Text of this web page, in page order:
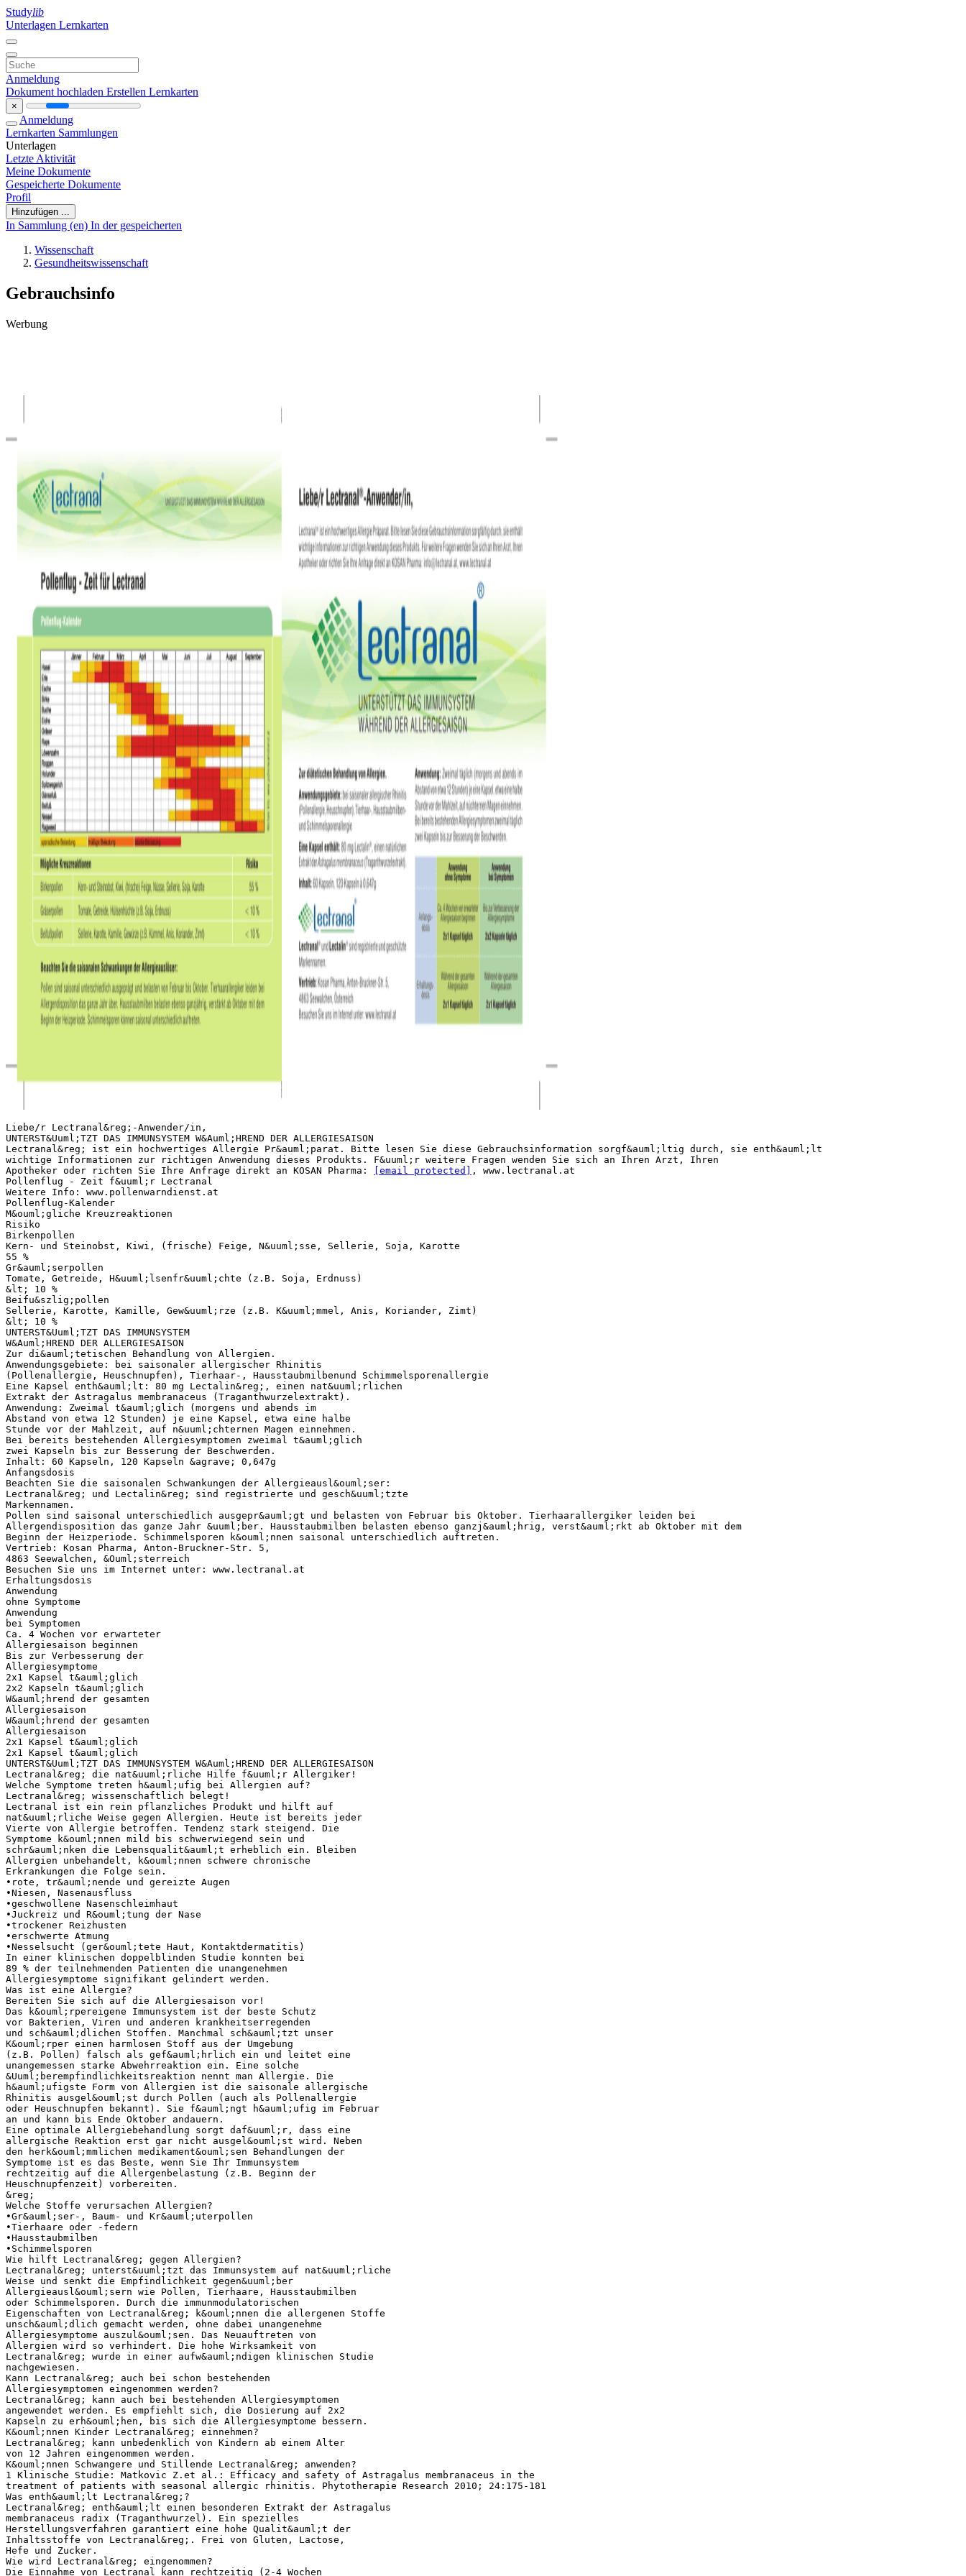
Studylib
Unterlagen Lernkarten
Anmeldung
Dokument hochladen Erstellen Lernkarten
×
Anmeldung
Lernkarten Sammlungen
Unterlagen
Letzte Aktivität
Meine Dokumente
Gespeicherte Dokumente
Profil
Hinzufügen ...
In Sammlung (en) In der gespeicherten
Wissenschaft
Gesundheitswissenschaft
Gebrauchsinfo
Werbung
Liebe/r Lectranal&reg;-Anwender/in,
UNTERST&Uuml;TZT DAS IMMUNSYSTEM W&Auml;HREND DER ALLERGIESAISON
Lectranal&reg; ist ein hochwertiges Allergie Pr&auml;parat. Bitte lesen Sie diese Gebrauchsinformation sorgf&auml;ltig durch, sie enth&auml;lt
wichtige Informationen zur richtigen Anwendung dieses Produkts. F&uuml;r weitere Fragen wenden Sie sich an Ihren Arzt, Ihren
Apotheker oder richten Sie Ihre Anfrage direkt an KOSAN Pharma:
[email protected]
, www.lectranal.at
Pollenflug - Zeit f&uuml;r Lectranal
Weitere Info: www.pollenwarndienst.at
Pollenflug-Kalender
M&ouml;gliche Kreuzreaktionen
Risiko
Birkenpollen
Kern- und Steinobst, Kiwi, (frische) Feige, N&uuml;sse, Sellerie, Soja, Karotte
55 %
Gr&auml;serpollen
Tomate, Getreide, H&uuml;lsenfr&uuml;chte (z.B. Soja, Erdnuss)
&lt; 10 %
Beifu&szlig;pollen
Sellerie, Karotte, Kamille, Gew&uuml;rze (z.B. K&uuml;mmel, Anis, Koriander, Zimt)
&lt; 10 %
UNTERST&Uuml;TZT DAS IMMUNSYSTEM
W&Auml;HREND DER ALLERGIESAISON
Zur di&auml;tetischen Behandlung von Allergien.
Anwendungsgebiete: bei saisonaler allergischer Rhinitis
(Pollenallergie, Heuschnupfen), Tierhaar-, Hausstaubmilbenund Schimmelsporenallergie
Eine Kapsel enth&auml;lt: 80 mg Lectalin&reg;, einen nat&uuml;rlichen
Extrakt der Astragalus membranaceus (Traganthwurzelextrakt).
Anwendung: Zweimal t&auml;glich (morgens und abends im
Abstand von etwa 12 Stunden) je eine Kapsel, etwa eine halbe
Stunde vor der Mahlzeit, auf n&uuml;chternen Magen einnehmen.
Bei bereits bestehenden Allergiesymptomen zweimal t&auml;glich
zwei Kapseln bis zur Besserung der Beschwerden.
Inhalt: 60 Kapseln, 120 Kapseln &agrave; 0,647g
Anfangsdosis
Beachten Sie die saisonalen Schwankungen der Allergieausl&ouml;ser:
Lectranal&reg; und Lectalin&reg; sind registrierte und gesch&uuml;tzte
Markennamen.
Pollen sind saisonal unterschiedlich ausgepr&auml;gt und belasten von Februar bis Oktober. Tierhaarallergiker leiden bei
Allergendisposition das ganze Jahr &uuml;ber. Hausstaubmilben belasten ebenso ganzj&auml;hrig, verst&auml;rkt ab Oktober mit dem
Beginn der Heizperiode. Schimmelsporen k&ouml;nnen saisonal unterschiedlich auftreten.
Vertrieb: Kosan Pharma, Anton-Bruckner-Str. 5,
4863 Seewalchen, &Ouml;sterreich
Besuchen Sie uns im Internet unter: www.lectranal.at
Erhaltungsdosis
Anwendung
ohne Symptome
Anwendung
bei Symptomen
Ca. 4 Wochen vor erwarteter
Allergiesaison beginnen
Bis zur Verbesserung der
Allergiesymptome
2x1 Kapsel t&auml;glich
2x2 Kapseln t&auml;glich
W&auml;hrend der gesamten
Allergiesaison
W&auml;hrend der gesamten
Allergiesaison
2x1 Kapsel t&auml;glich
2x1 Kapsel t&auml;glich
UNTERST&Uuml;TZT DAS IMMUNSYSTEM W&Auml;HREND DER ALLERGIESAISON
Lectranal&reg; die nat&uuml;rliche Hilfe f&uuml;r Allergiker!
Welche Symptome treten h&auml;ufig bei Allergien auf?
Lectranal&reg; wissenschaftlich belegt!
Lectranal ist ein rein pflanzliches Produkt und hilft auf
nat&uuml;rliche Weise gegen Allergien. Heute ist bereits jeder
Vierte von Allergie betroffen. Tendenz stark steigend. Die
Symptome k&ouml;nnen mild bis schwerwiegend sein und
schr&auml;nken die Lebensqualit&auml;t erheblich ein. Bleiben
Allergien unbehandelt, k&ouml;nnen schwere chronische
Erkrankungen die Folge sein.
•rote, tr&auml;nende und gereizte Augen
•Niesen, Nasenausfluss
•geschwollene Nasenschleimhaut
•Juckreiz und R&ouml;tung der Nase
•trockener Reizhusten
•erschwerte Atmung
•Nesselsucht (ger&ouml;tete Haut, Kontaktdermatitis)
In einer klinischen doppelblinden Studie konnten bei
89 % der teilnehmenden Patienten die unangenehmen
Allergiesymptome signifikant gelindert werden.
Was ist eine Allergie?
Bereiten Sie sich auf die Allergiesaison vor!
Das k&ouml;rpereigene Immunsystem ist der beste Schutz
vor Bakterien, Viren und anderen krankheitserregenden
und sch&auml;dlichen Stoffen. Manchmal sch&auml;tzt unser
K&ouml;rper einen harmlosen Stoff aus der Umgebung
(z.B. Pollen) falsch als gef&auml;hrlich ein und leitet eine
unangemessen starke Abwehrreaktion ein. Eine solche
&Uuml;berempfindlichkeitsreaktion nennt man Allergie. Die
h&auml;ufigste Form von Allergien ist die saisonale allergische
Rhinitis ausgel&ouml;st durch Pollen (auch als Pollenallergie
oder Heuschnupfen bekannt). Sie f&auml;ngt h&auml;ufig im Februar
an und kann bis Ende Oktober andauern.
Eine optimale Allergiebehandlung sorgt daf&uuml;r, dass eine
allergische Reaktion erst gar nicht ausgel&ouml;st wird. Neben
den herk&ouml;mmlichen medikament&ouml;sen Behandlungen der
Symptome ist es das Beste, wenn Sie Ihr Immunsystem
rechtzeitig auf die Allergenbelastung (z.B. Beginn der
Heuschnupfenzeit) vorbereiten.
&reg;
Welche Stoffe verursachen Allergien?
•Gr&auml;ser-, Baum- und Kr&auml;uterpollen
•Tierhaare oder -federn
•Hausstaubmilben
•Schimmelsporen
Wie hilft Lectranal&reg; gegen Allergien?
Lectranal&reg; unterst&uuml;tzt das Immunsystem auf nat&uuml;rliche
Weise und senkt die Empfindlichkeit gegen&uuml;ber
Allergieausl&ouml;sern wie Pollen, Tierhaare, Hausstaubmilben
oder Schimmelsporen. Durch die immunmodulatorischen
Eigenschaften von Lectranal&reg; k&ouml;nnen die allergenen Stoffe
unsch&auml;dlich gemacht werden, ohne dabei unangenehme
Allergiesymptome auszul&ouml;sen. Das Neuauftreten von
Allergien wird so verhindert. Die hohe Wirksamkeit von
Lectranal&reg; wurde in einer aufw&auml;ndigen klinischen Studie
nachgewiesen.
Kann Lectranal&reg; auch bei schon bestehenden
Allergiesymptomen eingenommen werden?
Lectranal&reg; kann auch bei bestehenden Allergiesymptomen
angewendet werden. Es empfiehlt sich, die Dosierung auf 2x2
Kapseln zu erh&ouml;hen, bis sich die Allergiesymptome bessern.
K&ouml;nnen Kinder Lectranal&reg; einnehmen?
Lectranal&reg; kann unbedenklich von Kindern ab einem Alter
von 12 Jahren eingenommen werden.
K&ouml;nnen Schwangere und Stillende Lectranal&reg; anwenden?
1 Klinische Studie: Matkovic Z.et al.: Efficacy and safety of Astragalus membranaceus in the
treatment of patients with seasonal allergic rhinitis. Phytotherapie Research 2010; 24:175-181
Was enth&auml;lt Lectranal&reg;?
Lectranal&reg; enth&auml;lt einen besonderen Extrakt der Astragalus
membranaceus radix (Traganthwurzel). Ein spezielles
Herstellungsverfahren garantiert eine hohe Qualit&auml;t der
Inhaltsstoffe von Lectranal&reg;. Frei von Gluten, Lactose,
Hefe und Zucker.
Wie wird Lectranal&reg; eingenommen?
Die Einnahme von Lectranal kann rechtzeitig (2-4 Wochen